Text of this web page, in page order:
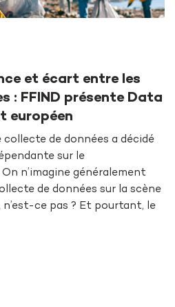
et écart entre les
: FFIND présente Data
européen
collecte de données a décidé
sur le
n’imagine généralement
de données sur la scène
ce pas ? Et pourtant, le